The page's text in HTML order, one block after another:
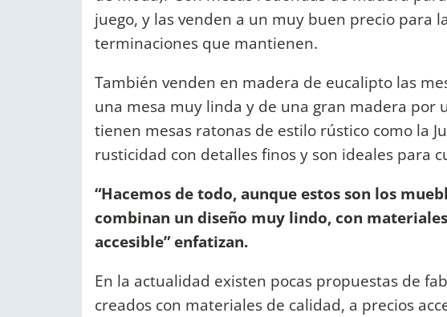
juego, y las venden a un muy buen precio para
terminaciones que mantienen.
También venden en madera de eucalipto las
una mesa muy linda y de una gran madera por
tienen mesas ratonas de estilo rústico como la
rusticidad con detalles finos y son ideales para
“Hacemos de todo, aunque estos son los
combinan un diseño muy lindo, con
accesible” enfatizan.
En la actualidad existen pocas propuestas de
creados con materiales de calidad, a precios